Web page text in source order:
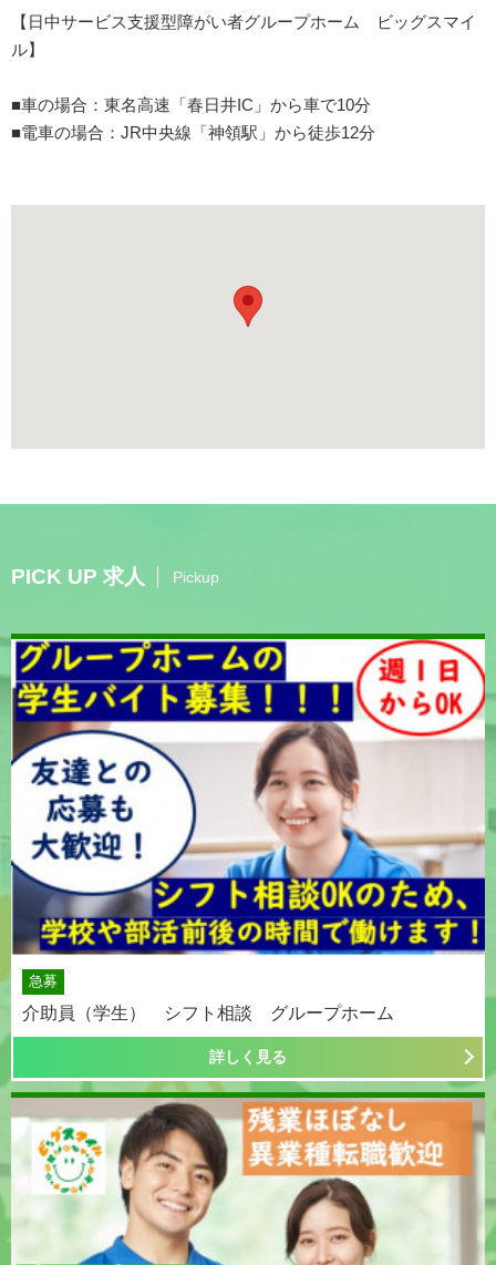
【日中サービス支援型障がい者グループホーム ビッグスマイ
ル】
■車の場合：東名高速「春日井IC」から車で10分
■電車の場合：JR中央線「神領駅」から徒歩12分
PICK UP 求人 Pickup
急募
介助員（学生） シフト相談 グループホーム
詳しく見る